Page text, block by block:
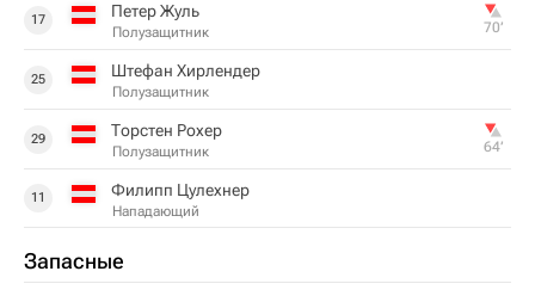
17 Петер Жуль
Полузащитник 70‎’‎
25 Штефан Хирлендер
Полузащитник
29 Торстен Рохер
Полузащитник 64‎’‎
11 Филипп Цулехнер
Нападающий
Запасные